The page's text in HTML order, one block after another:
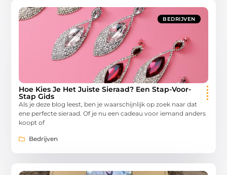
BEDRIJVEN
Hoe Kies Je Het Juiste Sieraad? Een Stap-Voor-
Stap Gids
Als je deze blog leest, ben je waarschijnlijk op zoek naar dat
ene perfecte sieraad. Of je nu een cadeau voor iemand anders
koopt of
Bedrijven